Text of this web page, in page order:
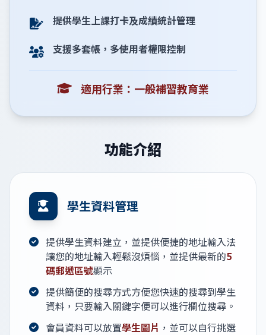
提供學生上課打卡及成績統計管理
支援多套帳，多使用者權限控制
適用行業：一般補習教育業
功能介紹
學生資料管理
提供學生資料建立，並提供便捷的地址輸入法
讓您的地址輸入輕鬆沒煩惱，並提供最新的5
碼郵遞區號顯示
提供簡便的搜尋方式方便您快速的搜尋到學生
資料，只要輸入關鍵字便可以進行欄位搜尋。
會員資料可以放置學生圖片 ，並可以自行挑選